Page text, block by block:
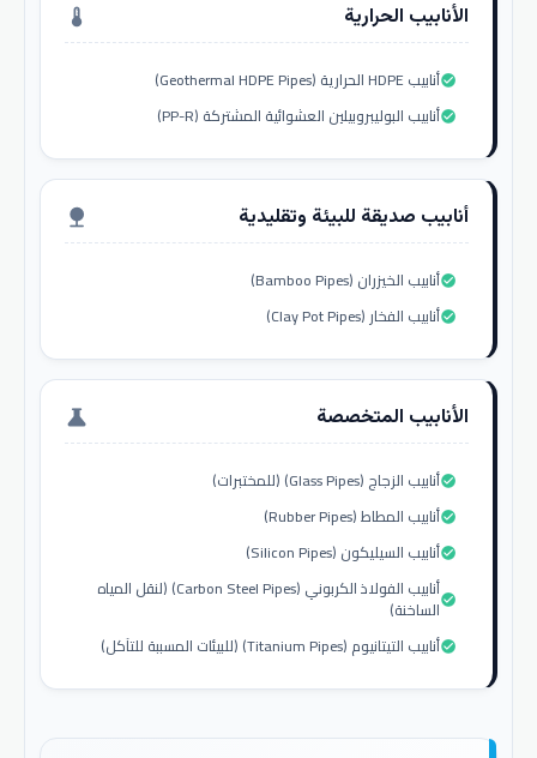
الأنابيب الحرارية thermostat
أنابيب HDPE الحرارية (Geothermal HDPE Pipes)check_circle
أنابيب البوليبروبيلين العشوائية المشتركة (PP-R)check_circle
أنابيب صديقة للبيئة وتقليدية nature
أنابيب الخيزران (Bamboo Pipes)check_circle
أنابيب الفخار (Clay Pot Pipes)check_circle
الأنابيب المتخصصة science
أنابيب الزجاج (Glass Pipes) (للمختبرات)check_circle
أنابيب المطاط (Rubber Pipes)check_circle
أنابيب السيليكون (Silicon Pipes)check_circle
أنابيب الفولاذ الكربوني (Carbon Steel Pipes) (لنقل المياه
الساخنة)check_circle
أنابيب التيتانيوم (Titanium Pipes) (للبيئات المسببة للتآكل)check_circle